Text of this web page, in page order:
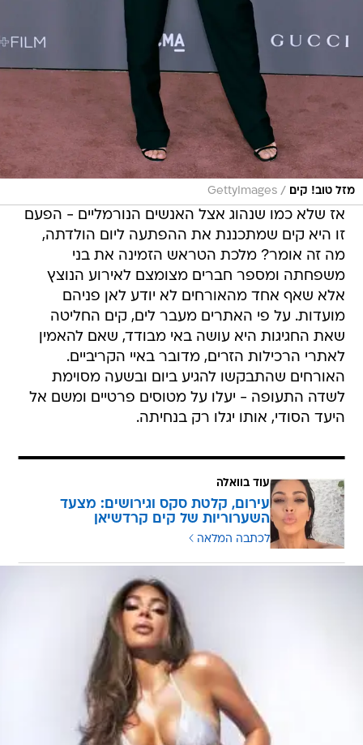
מזל טוב! קים /
GettyImages
אז שלא כמו שנהוג אצל האנשים הנורמליים - הפעם
זו היא קים שמתכננת את ההפתעה ליום הולדתה,
מה זה אומר? מלכת הטראש הזמינה את בני
משפחתה ומספר חברים מצומצם לאירוע הנוצץ
אלא שאף אחד מהאורחים לא יודע לאן פניהם
מועדות. על פי האתרים מעבר לים, קים החליטה
שאת החגיגות היא עושה באי מבודד, שאם להאמין
לאתרי הרכילות הזרים, מדובר באיי הקריביים.
האורחים שהתבקשו להגיע ביום ובשעה מסוימת
לשדה התעופה - יעלו על מטוסים פרטיים ומשם אל
היעד הסודי, אותו יגלו רק בנחיתה.
עוד בוואלה
עירום, קלטת סקס וגירושים: מצעד
השערוריות של קים קרדשיאן
לכתבה המלאה